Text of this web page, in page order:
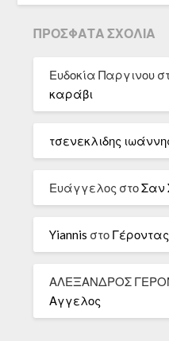
ΠΡΌΣΦΑΤΑ ΣΧΌΛΙΑ
Ευδοκία Παργινου
καράβι
τσενεκλιδης
Ευάγγελος στοΣαν
Yiannis στο
ΑΛΕΞΑΝΔΡΟΣ
Αγγελος